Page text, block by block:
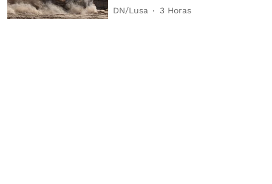
DN/Lusa 3 Horas